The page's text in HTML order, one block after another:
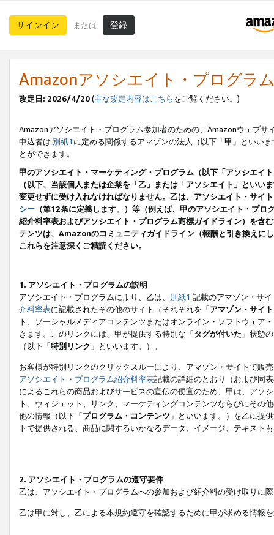
サインイン または 登録
Amazonアソシエイト・プログラ
改定日: 2026/4/20(主な改定内容はこちらをご覧ください。)
Amazonアソシエイト・プログラム参加者のための、Amazonウェブサ
申込者は 別紙1 に定める関係するアマゾンの法人（以下「甲 」といい
とができます。
甲のアソシエイト・マーケティング・プログラム（以下「アソシエイ
（以下、当該個人または企業を「乙」または「アソシエイト」とい
変更せずに受け入れなければなりません。乙は、アソシエイト・サイ
シー （第12条に定義します。）等（例えば、甲のアソシエイト・プ
紹介料率表およびアソシエイト・プログラム商標ガイドライン）を
テンツは、Amazonのコミュニティガイドライン（報酬と引き換えに
これらを注意深くご精読ください。
1. アソシエイト・プログラムの説明
アソシエイト・プログラムにより、乙は、 別紙1 記載のアマゾン・サ
介料率表に記載されたその他のサイト（それぞれを「アマゾン・サイト
ト、ソーシャルメディアコンテンツまたはオンライン・ソフトウェア
きます。このリンクには、甲が提供する特別な「タグが付いた 」状態
（以下「特別リンク 」といいます。）。
お客様が特別リンクのクリックスルーにより、アマゾン・サイトで販
アソシエイト・プログラム紹介料率表記載の詳細のとおり（および同
によるこれらの商品およびサービスの宣伝の便宜のため、甲は、アソ
ト、ウィジェット、リンク、マーケティングコンテンツならびにその
他の情報（以下「プログラム・コンテンツ 」といいます。）を乙に提
トで提供される、商品に関するいかなるデータ、イメージ、テキス
2. アソシエイト・プログラムの遵守要件
乙は、アソシエイト・プログラムへの参加および紹介料の受け取りに
乙は甲に対し、乙による本規約遵守を確認するために甲が求める情報